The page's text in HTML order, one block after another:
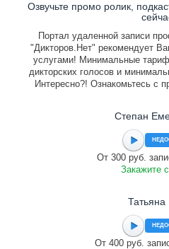
Озвучьте промо ролик,
Портал удаленной записи
"Дикторов.Нет" рекомендует
услугами! Минимальные
дикторских голосов и
Интересно?! Ознакомьтесь с
Степан
От 300 руб.
Закажите
Татьяна
От 400 руб.